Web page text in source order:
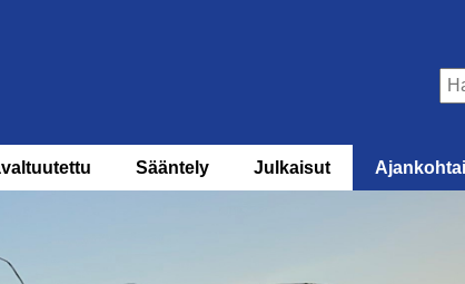
Sääntely Julkaisut